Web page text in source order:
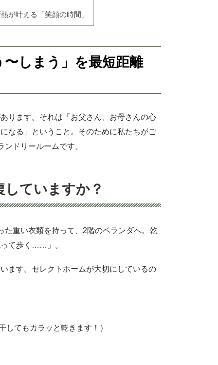
が叶える「笑顔の時間」
しまう」を最短距離
ります。それは「お父さん、お母さんの心
なる」ということ。そのために私たちがご
ドリールームです。
していますか？
重い衣類を持って、2階のベランダへ。乾
って歩く……」。
ます。セレクトホームが大切にしているの
てもカラッと乾きます！）